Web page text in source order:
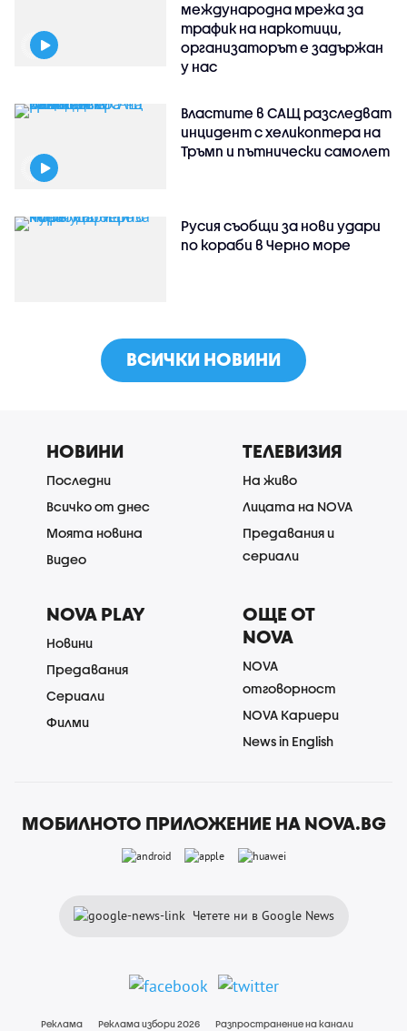
международна мрежа за
трафик на наркотици,
организаторът е задържан
у нас
Властите в САЩ разследват
инцидент с хеликоптера на
Тръмп и пътнически самолет
Русия съобщи за нови удари
по кораби в Черно море
ВСИЧКИ НОВИНИ
НОВИНИ
Последни
Всичко от днес
Моята новина
Видео
ТЕЛЕВИЗИЯ
На живо
Лицата на NOVA
Предавания и
сериали
NOVA PLAY
Новини
Предавания
Сериали
Филми
ОЩЕ ОТ
NOVA
NOVA
отговорност
NOVA Кариери
News in English
МОБИЛНОТО ПРИЛОЖЕНИЕ НА NOVA.BG
Четете ни в Google News
Реклама Реклама избори 2026 Разпространение на канали